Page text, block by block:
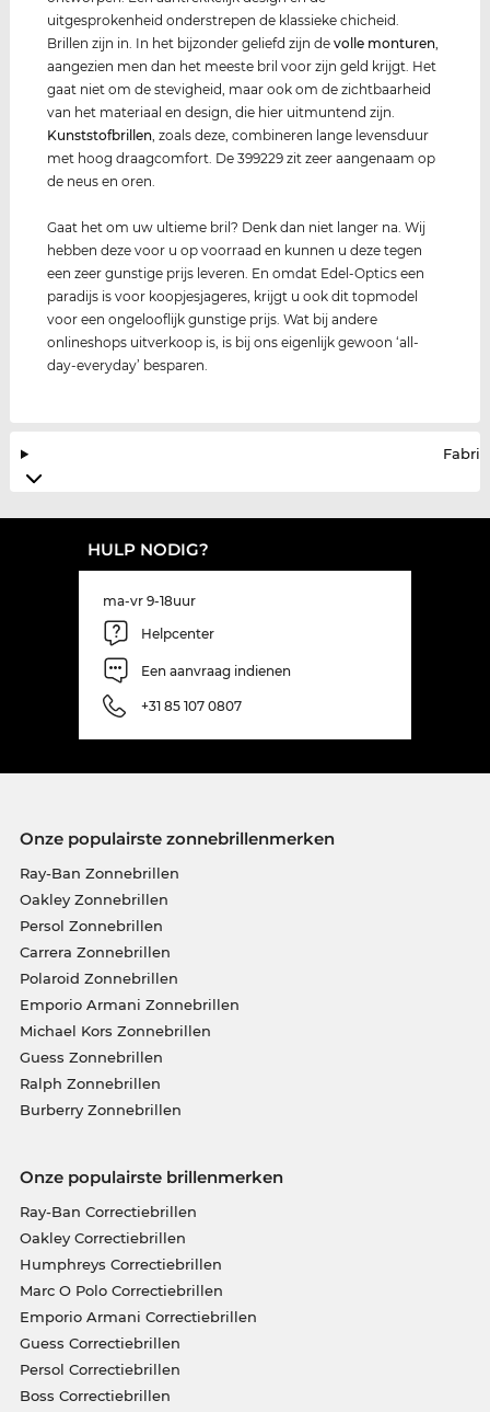
uitgesprokenheid onderstrepen de klassieke chicheid.
Brillen zijn in. In het bijzonder geliefd zijn devolle monturen,
aangezien men dan het meeste bril voor zijn geld krijgt. Het
gaat niet om de stevigheid, maar ook om de zichtbaarheid
van het materiaal en design, die hier uitmuntend zijn.
Kunststofbrillen, zoals deze, combineren lange levensduur
met hoog draagcomfort. De 399229 zit zeer aangenaam op
de neus en oren.
Gaat het om uw ultieme bril? Denk dan niet langer na. Wij
hebben deze voor u op voorraad en kunnen u deze tegen
een zeer gunstige prijs leveren. En omdat Edel-Optics een
paradijs is voor koopjesjageres, krijgt u ook dit topmodel
voor een ongelooflijk gunstige prijs. Wat bij andere
onlineshops uitverkoop is, is bij ons eigenlijk gewoon ‘all-
day-everyday’ besparen.
HULP NODIG?
ma-vr 9-18uur
Helpcenter
Een aanvraag indienen
+31 85 107 0807
Onze populairste zonnebrillenmerken
Ray-Ban Zonnebrillen
Oakley Zonnebrillen
Persol Zonnebrillen
Carrera Zonnebrillen
Polaroid Zonnebrillen
Emporio Armani Zonnebrillen
Michael Kors Zonnebrillen
Guess Zonnebrillen
Ralph Zonnebrillen
Burberry Zonnebrillen
Onze populairste brillenmerken
Ray-Ban Correctiebrillen
Oakley Correctiebrillen
Humphreys Correctiebrillen
Marc O Polo Correctiebrillen
Emporio Armani Correctiebrillen
Guess Correctiebrillen
Persol Correctiebrillen
Boss Correctiebrillen